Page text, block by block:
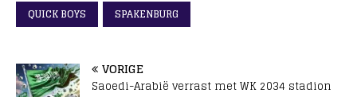
QUICK BOYS SPAKENBURG
VORIGE
Saoedi-Arabië verrast met WK 2034 stadion